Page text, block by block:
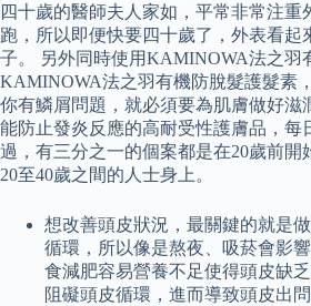
四十歲的醫師夫人家如，平常非常注重
跑，所以即便快要四十歲了，外表看起
子。 另外同時使用KAMINOWA法之羽
KAMINOWA法之羽有機防脫髮護髮素
你有鱗屑問題，就必須要為肌膚做好滋
能防止發炎反應的高耐受性護膚品，每
過，有三分之一的個案都是在20歲前開
20至40歲之間的人士身上。
想改善頭皮狀況，最關鍵的就是
循環，所以像是熬夜、吸菸會影
食減肥容易營養不足使得頭皮缺
阻礙頭皮循環，進而導致頭皮出問